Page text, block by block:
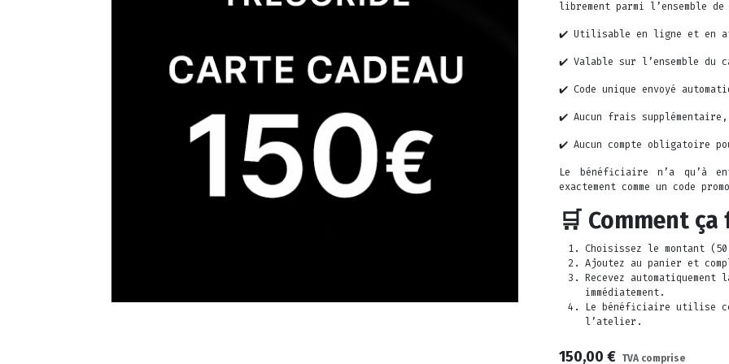
librement parmi l’ensemble
✔️ Utilisable en ligne et en
✔️ Valable sur l’ensemble du
✔️ Code unique envoyé
✔️ Aucun frais
✔️ Aucun compte obligatoire
Le bénéficiaire n’a qu’à
exactement comme un code
🛒 Comment
Choisissez le montant
Ajoutez au panier et
Recevez
immédiatement.
Le bénéficiaire utilise
l’atelier.
150,00 € TVA comprise